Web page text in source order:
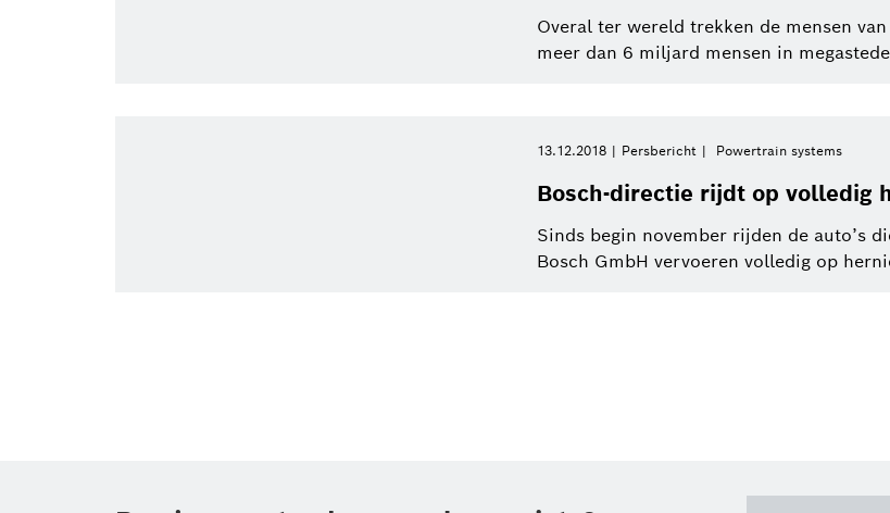
Overal ter wereld trekken de mensen
meer dan 6 miljard mensen in
13.12.2018 Persbericht Powertrain systems
Bosch-directie rijdt op volledig
Sinds begin november rijden de auto’s
Bosch GmbH vervoeren volledig op